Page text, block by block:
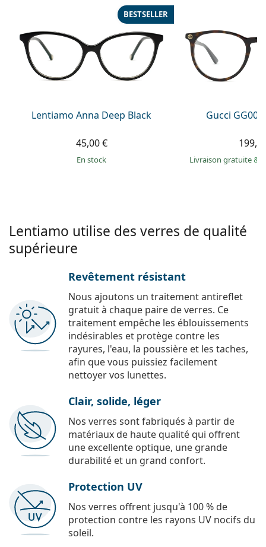
Prada
Toutes les marques
Lentiamo Anna Deep Black
BESTSELLER
45,00 €
en stock
Gucci
Livraison gratuite&
Lentiamo utilise des verres de qualité
supérieure
Revêtement résistant
Nous ajoutons un traitement antireflet
gratuit à chaque paire de verres. Ce
traitement empêche les éblouissements
indésirables et protège contre les
rayures, l'eau, la poussière et les taches,
afin que vous puissiez facilement
nettoyer vos lunettes.
Clair, solide, léger
Nos verres sont fabriqués à partir de
matériaux de haute qualité qui offrent
une excellente optique, une grande
durabilité et un grand confort.
Protection UV
Nos verres offrent jusqu'à 100 % de
protection contre les rayons UV nocifs du
soleil.